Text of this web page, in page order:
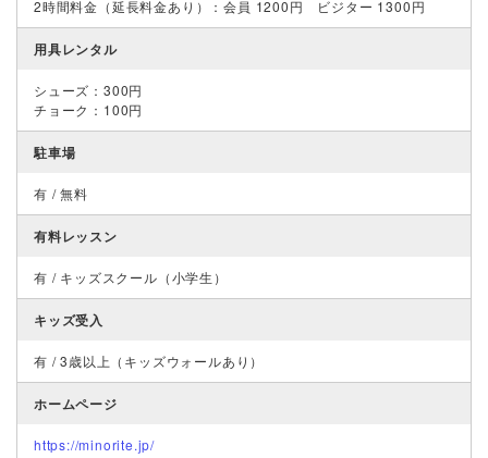
2時間料金（延長料金あり）：会員 1200円 ビジター 1300円
用具レンタル
シューズ：300円
チョーク：100円
駐車場
有 / 無料
有料レッスン
有 / キッズスクール（小学生）
キッズ受入
有 / 3歳以上（キッズウォールあり）
ホームページ
https://minorite.jp/